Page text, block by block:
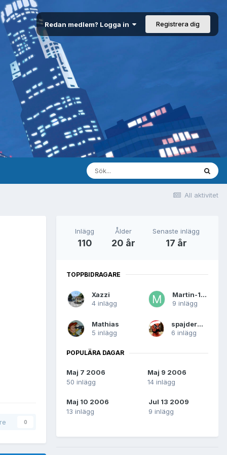
Redan medlem? Logga in Registrera dig
All aktivitet
0
Inlägg
110
Ålder
20 år
Senaste inlägg
17 år
TOPPBIDRAGARE
Xazzi
4 inlägg
Martin-123
9 inlägg
Mathias
5 inlägg
spajdermän
6 inlägg
POPULÄRA DAGAR
Maj 7 2006
50 inlägg
Maj 9 2006
14 inlägg
Maj 10 2006
13 inlägg
Jul 13 2009
9 inlägg